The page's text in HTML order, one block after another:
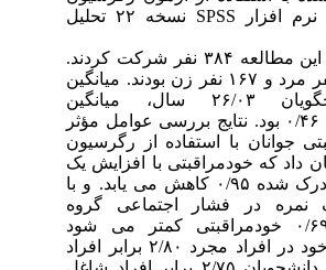
لجستیک در نرم افزار SPSS نسخه ۲۲ تحلیل
در این مطالعه ۳۸۴ نفر شرکت کردند.
تعداد ۲۱۷ نفر مرد و ۱۶۷ نفر زن بودند. میانگین
سن پاسخگویان ۲۶/۰۳ سال، میانگین
خودمراقبتی ۰/۴۶ بود. نتایج بررسی عوامل مؤثر
جوانان با استفاده از رگرسیون
داد که خودمراقبتی با افزایش یک
نمره موانع درک شده ۰/۹۵ کاهش می­ یابد. و با
نمره در فشار اجتماعی گروه
همسالان، ۰/۶۹ خودمراقبتی کمتر می ­شود
مراقبت از خود در افراد مجرد ۲/۸۰ برابر افراد